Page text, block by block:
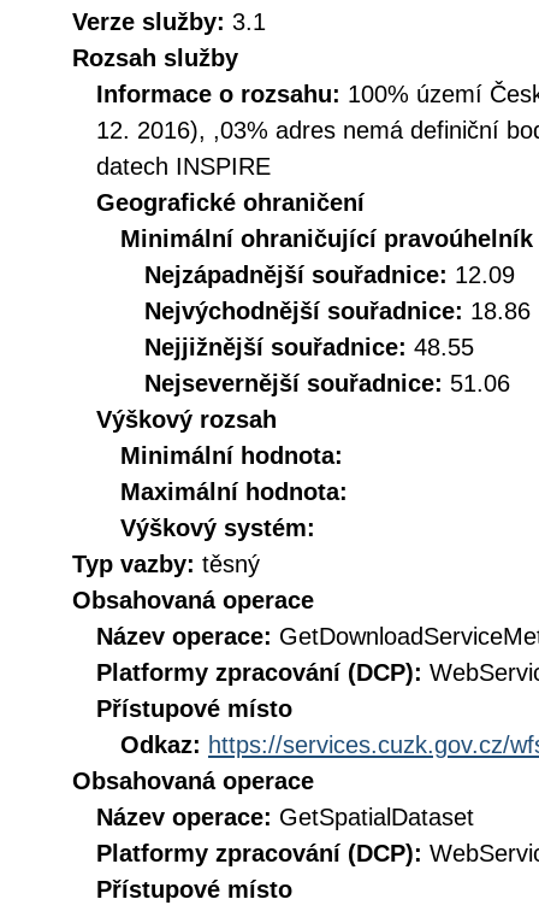
Verze služby: 3.1
Rozsah služby
Informace o rozsahu: 100% území
12. 2016), ,03% adres nemá definiční
datech INSPIRE
Geografické ohraničení
Minimální ohraničující pravoúhelník
Nejzápadnější souřadnice: 12.09
Nejvýchodnější souřadnice: 18.86
Nejjižnější souřadnice: 48.55
Nejsevernější souřadnice: 51.06
Výškový rozsah
Minimální hodnota:
Maximální hodnota:
Výškový systém:
Typ vazby: těsný
Obsahovaná operace
Název operace:
Platformy zpracování (DCP):
Přístupové místo
Odkaz: https://services.cuzk.gov.cz/
Obsahovaná operace
Název operace: GetSpatialDataset
Platformy zpracování (DCP):
Přístupové místo